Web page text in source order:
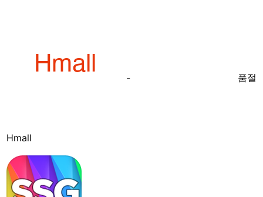
Hmall
- 품절